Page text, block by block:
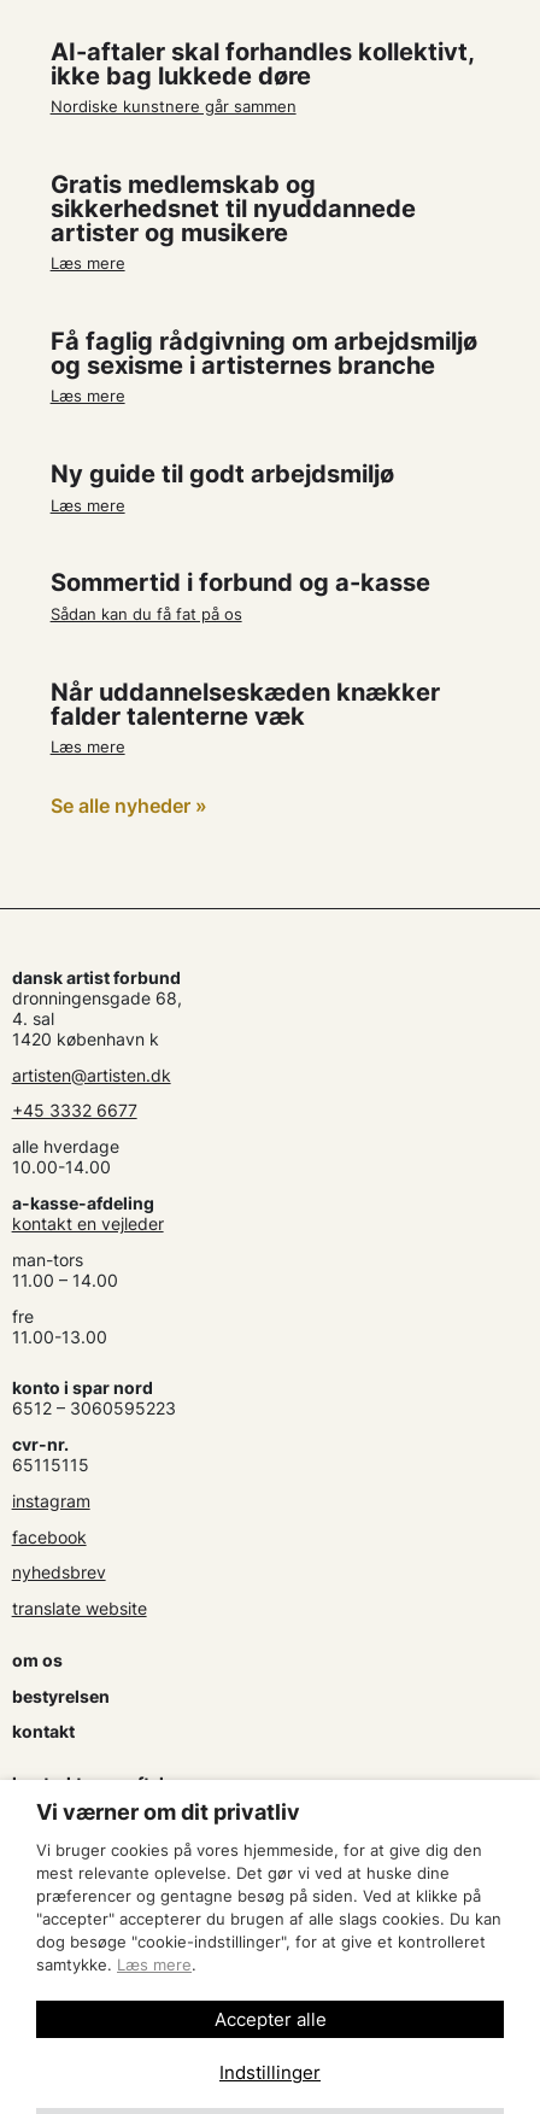
AI-aftaler skal forhandles kollektivt,
ikke bag lukkede døre
Nordiske kunstnere går sammen
Gratis medlemskab og
sikkerhedsnet til nyuddannede
artister og musikere
Læs mere
Få faglig rådgivning om arbejdsmiljø
og sexisme i artisternes branche
Læs mere
Ny guide til godt arbejdsmiljø
Læs mere
Sommertid i forbund og a-kasse
Sådan kan du få fat på os
Når uddannelseskæden knækker
falder talenterne væk
Læs mere
Se alle nyheder »
dansk artist forbund
dronningensgade 68,
4. sal
1420 københavn k
artisten@artisten.dk
+45 3332 6677
alle hverdage
10.00-14.00
a-kasse-afdeling
kontakt en vejleder
man-tors
11.00 – 14.00
fre
11.00-13.00
konto i spar nord
6512 – 3060595223
cvr-nr.
65115115
instagram
facebook
nyhedsbrev
translate website
om os
bestyrelsen
kontakt
kontrakter og aftaler
søg tilskud
presse & logo
bliv medlem
Vi værner om dit privatliv
Vi bruger cookies på vores hjemmeside, for at give dig den
mest relevante oplevelse. Det gør vi ved at huske dine
præferencer og gentagne besøg på siden. Ved at klikke på
"accepter" accepterer du brugen af alle slags cookies. Du kan
dog besøge "cookie-indstillinger", for at give et kontrolleret
samtykke. Læs mere.
Indstillinger
Accepter alle